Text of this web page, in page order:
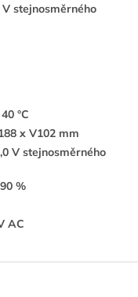
V stejnosměrného
°C
x V102 mm
V stejnosměrného
%
AC